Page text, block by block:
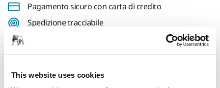
This website uses cookies
Pagamento sicuro con carta di credito
Spedizione tracciabile
Effettua un reso facilmente su www.mirka.com/it-